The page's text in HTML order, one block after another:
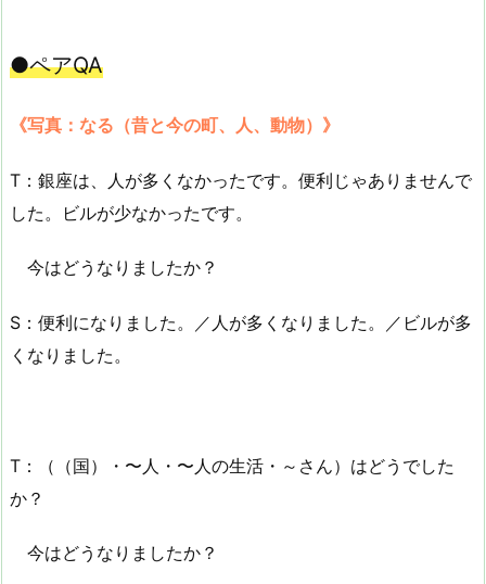
●ペアQA
《写真：なる（昔と今の町、人、動物）》
T：銀座は、人が多くなかったです。便利じゃありませんで
した。ビルが少なかったです。
今はどうなりましたか？
S：便利になりました。／人が多くなりました。／ビルが多
くなりました。
T：（（国）・〜人・〜人の生活・～さん）はどうでした
か？
今はどうなりましたか？